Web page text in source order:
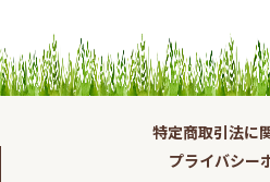
特定商取引法に
プライバシー